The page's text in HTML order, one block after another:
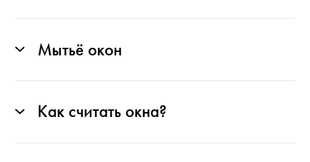
Мытьё окон
Как считать окна?